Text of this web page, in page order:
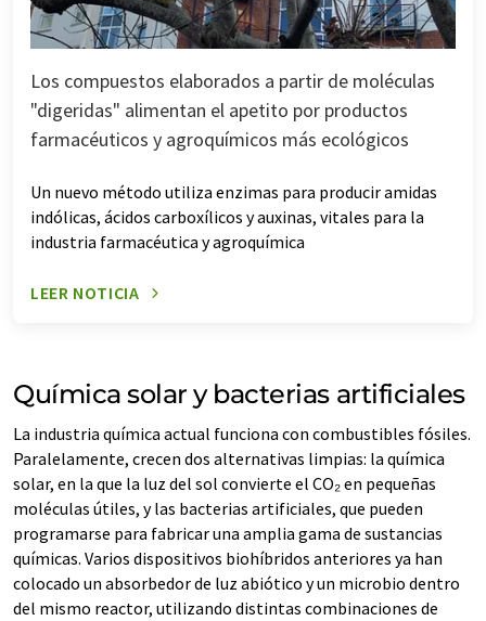
Los compuestos elaborados a partir de moléculas
"digeridas" alimentan el apetito por productos
farmacéuticos y agroquímicos más ecológicos
Un nuevo método utiliza enzimas para producir amidas
indólicas, ácidos carboxílicos y auxinas, vitales para la
industria farmacéutica y agroquímica
LEER NOTICIA
Química solar y bacterias artificiales
La industria química actual funciona con combustibles fósiles.
Paralelamente, crecen dos alternativas limpias: la química
solar, en la que la luz del sol convierte el CO₂ en pequeñas
moléculas útiles, y las bacterias artificiales, que pueden
programarse para fabricar una amplia gama de sustancias
químicas. Varios dispositivos biohíbridos anteriores ya han
colocado un absorbedor de luz abiótico y un microbio dentro
del mismo reactor, utilizando distintas combinaciones de